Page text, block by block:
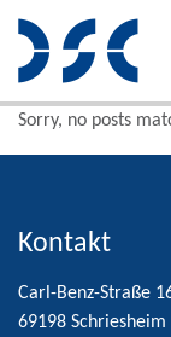
Sorry, no posts
Kontakt
Carl-Benz-Straße
69198 Schriesheim